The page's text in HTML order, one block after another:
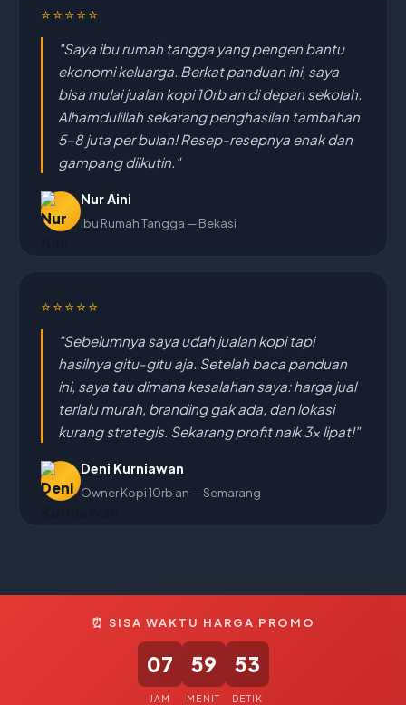
⭐⭐⭐⭐⭐
"Saya ibu rumah tangga yang pengen bantu
ekonomi keluarga. Berkat panduan ini, saya
bisa mulai jualan kopi 10rb an di depan sekolah.
Alhamdulillah sekarang penghasilan tambahan
5-8 juta per bulan! Resep-resepnya enak dan
gampang diikutin."
Nur Aini
Ibu Rumah Tangga — Bekasi
⭐⭐⭐⭐⭐
"Sebelumnya saya udah jualan kopi tapi
hasilnya gitu-gitu aja. Setelah baca panduan
ini, saya tau dimana kesalahan saya: harga jual
terlalu murah, branding gak ada, dan lokasi
kurang strategis. Sekarang profit naik 3x lipat!"
Deni Kurniawan
Owner Kopi 10rb an — Semarang
⏰ SISA WAKTU HARGA PROMO
07
JAM
59
MENIT
52
DETIK